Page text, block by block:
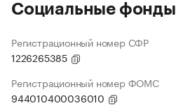
Социальные фонды
Регистрационный номер СФР
1226265385
Регистрационный номер ФОМС
944010400036010